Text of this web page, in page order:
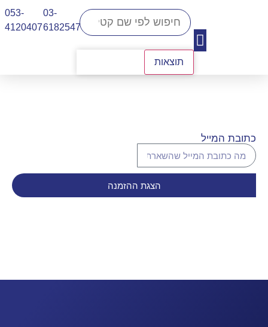
תוצאות
03-
6182547
053-
4120407​
כתובת המייל
הצגת ההזמנה